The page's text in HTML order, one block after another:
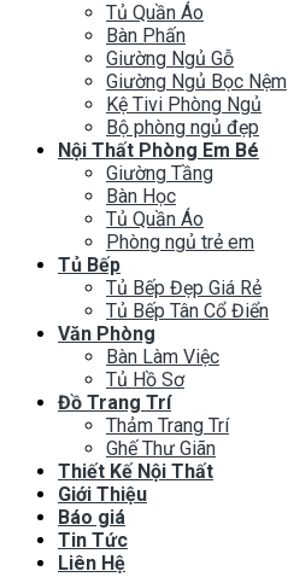
Tủ Quần Áo
Bàn Phấn
Giường Ngủ Gỗ
Giường Ngủ Bọc Nệm
Kệ Tivi Phòng Ngủ
Bộ phòng ngủ đẹp
Nội Thất Phòng Em Bé
Giường Tầng
Bàn Học
Tủ Quần Áo
Phòng ngủ trẻ em
Tủ Bếp
Tủ Bếp Đẹp Giá Rẻ
Tủ Bếp Tân Cổ Điển
Văn Phòng
Bàn Làm Việc
Tủ Hồ Sơ
Đồ Trang Trí
Thảm Trang Trí
Ghế Thư Giãn
Thiết Kế Nội Thất
Giới Thiệu
Báo giá
Tin Tức
Liên Hệ